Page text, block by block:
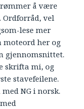
å være
Ordforråd, vel
lese mer
moteord her og
gjennomsnittet.
skrifta mi, og
stavefeilene.
NG i norsk.